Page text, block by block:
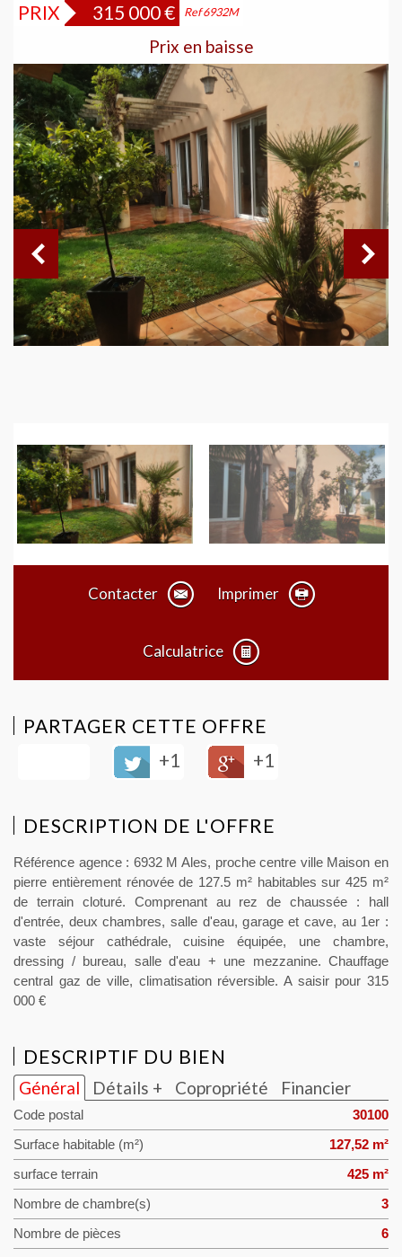
PRIX 315 000€ Ref 6932M
Exclusivité
Prix en baisse
Contacter Imprimer
Calculatrice
PARTAGER CETTE OFFRE
+1
+1
DESCRIPTION DE L'OFFRE
Référence agence : 6932 M Ales, proche centre ville Maison en
pierre entièrement rénovée de 127.5 m² habitables sur 425 m²
de terrain cloturé. Comprenant au rez de chaussée : hall
d'entrée, deux chambres, salle d'eau, garage et cave, au 1er :
vaste séjour cathédrale, cuisine équipée, une chambre,
dressing / bureau, salle d'eau + une mezzanine. Chauffage
central gaz de ville, climatisation réversible. A saisir pour 315
000 €
DESCRIPTIF DU BIEN
Général Détails + Copropriété Financier
Code postal 30100
Surface habitable (m²) 127,52 m²
surface terrain 425 m²
Nombre de chambre(s) 3
Nombre de pièces 6